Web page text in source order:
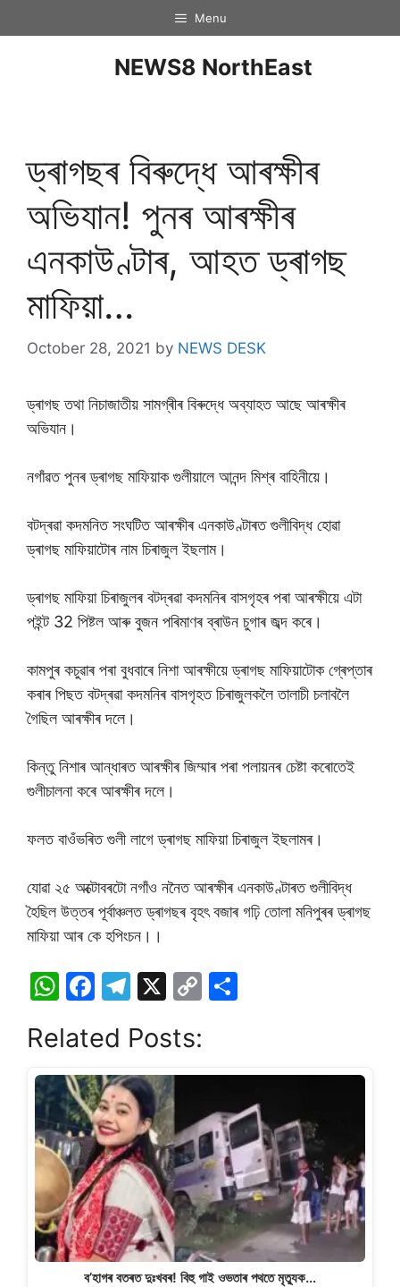
Menu
NEWS8 NorthEast
ড্ৰাগছৰ বিৰুদ্ধে আৰক্ষীৰ
অভিযান! পুনৰ আৰক্ষীৰ
এনকাউণ্টাৰ, আহত ড্ৰাগছ
মাফিয়া…
October 28, 2021 by NEWS DESK
ড্ৰাগছ তথা নিচাজাতীয় সামগ্ৰীৰ বিৰুদ্ধে অব্যাহত আছে আৰক্ষীৰ
অভিযান।
নগাঁৱত পুনৰ ড্ৰাগছ মাফিয়াক গুলীয়ালে আনন্দ মিশ্ৰ বাহিনীয়ে।
বটদ্ৰৱা কদমনিত সংঘটিত আৰক্ষীৰ এনকাউণ্টাৰত গুলীবিদ্ধ হোৱা
ড্ৰাগছ মাফিয়াটোৰ নাম চিৰাজুল ইছলাম।
ড্ৰাগছ মাফিয়া চিৰাজুলৰ বটদ্ৰৱা কদমনিৰ বাসগৃহৰ পৰা আৰক্ষীয়ে এটা
পইন্ট 32 পিষ্টল আৰু বুজন পৰিমাণৰ ব্ৰাউন চুগাৰ জব্দ কৰে।
কামপুৰ কচুৱাৰ পৰা বুধবাৰে নিশা আৰক্ষীয়ে ড্ৰাগছ মাফিয়াটোক গ্ৰেপ্তাৰ
কৰাৰ পিছত বটদ্ৰৱা কদমনিৰ বাসগৃহত চিৰাজুলকলৈ তালাচী চলাবলৈ
গৈছিল আৰক্ষীৰ দলে।
কিন্তু নিশাৰ আন্ধাৰত আৰক্ষীৰ জিম্মাৰ পৰা পলায়নৰ চেষ্টা কৰোতেই
গুলীচালনা কৰে আৰক্ষীৰ দলে।
ফলত বাওঁভৰিত গুলী লাগে ড্ৰাগছ মাফিয়া চিৰাজুল ইছলামৰ।
যোৱা ২৫ অক্টোবৰটো নগাঁও ননৈত আৰক্ষীৰ এনকাউণ্টাৰত গুলীবিদ্ধ
হৈছিল উত্তৰ পূৰ্বাঞ্চলত ড্ৰাগছৰ বৃহৎ বজাৰ গঢ়ি তোলা মনিপুৰৰ ড্ৰাগছ
মাফিয়া আৰ কে হপিংচন।।
W
at
s
A
p
p
F
c
e
b
o
o
k
T
e
gr
a
m
X
C
y
n
k
e
Related Posts:
ব’হাগৰ বতৰত দুঃখবৰ! বিহু গাই ওভতাৰ পথতে মৃত্যুক…